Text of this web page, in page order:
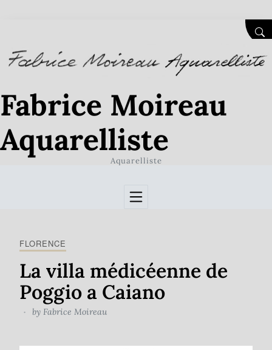
Fabrice Moireau
Aquarelliste
Aquarelliste
FLORENCE
La villa médicéenne de
Poggio a Caiano
by Fabrice Moireau